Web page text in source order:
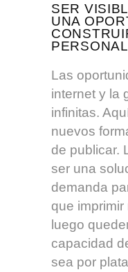
SER
UNA
PERSONAL
Las
internet y la
infinitas.
nuevos
de publicar.
ser una
demanda
que
luego
capacidad
sea por